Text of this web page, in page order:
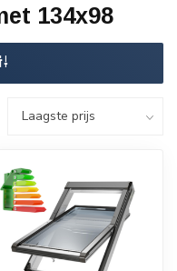
134x98